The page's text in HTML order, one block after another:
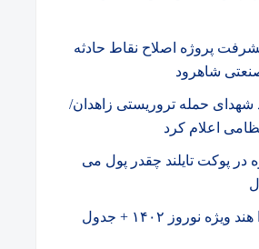
پیشرفت پروژه اصلاح نقاط حادثه
شاهرود
شهدای حمله تروریستی زاهدان/
اعلام کرد
۷ روزه در پوکت تایلند چقدر پول می
تور ارزان گوا هند ویژه نوروز ۱۴۰۲ + جدول